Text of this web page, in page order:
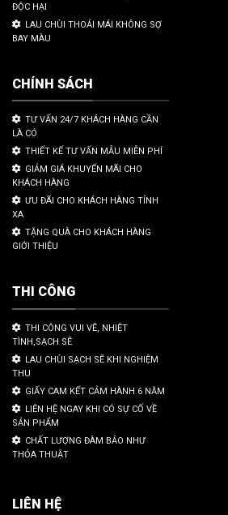
ĐỘC HẠI
LAU CHÙI THOẢI MÁI KHÔNG SỢ
BAY MÀU
CHÍNH SÁCH
TƯ VẤN 24/7 KHÁCH HÀNG CẦN
LÀ CÓ
THIẾT KẾ TƯ VẤN MẪU MIỄN PHÍ
GIẢM GIÁ KHUYẾN MÃI CHO
KHÁCH HÀNG
ƯU ĐÃI CHO KHÁCH HÀNG TỈNH
XA
TẶNG QUÀ CHO KHÁCH HÀNG
GIỚI THIỆU
THI CÔNG
THI CÔNG VUI VẼ, NHIỆT
TÌNH,SẠCH SẼ
LAU CHÙI SẠCH SẼ KHI NGHIỆM
THU
GIẤY CAM KẾT CẢM HÀNH 6 NĂM
LIÊN HỆ NGAY KHI CÓ SỰ CỐ VỀ
SẢN PHẨM
CHẤT LƯỢNG ĐÀM BẢO NHƯ
THỎA THUẬT
LIÊN HỆ